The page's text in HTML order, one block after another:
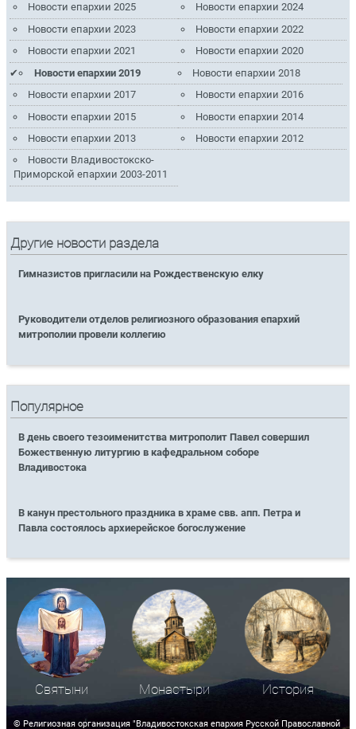
Новости епархии 2025
Новости епархии 2024
Новости епархии 2023
Новости епархии 2022
Новости епархии 2021
Новости епархии 2020
Новости епархии 2019
Новости епархии 2018
Новости епархии 2017
Новости епархии 2016
Новости епархии 2015
Новости епархии 2014
Новости епархии 2013
Новости епархии 2012
Новости Владивостокско-
Приморской епархии 2003-2011
Другие новости раздела
Гимназистов пригласили на Рождественскую елку
Руководители отделов религиозного образования епархий
митрополии провели коллегию
Популярное
В день своего тезоименитства митрополит Павел совершил
Божественную литургию в кафедральном соборе
Владивостока
В канун престольного праздника в храме свв. апп. Петра и
Павла состоялось архиерейское богослужение
Святыни Монастыри История
© Религиозная организация "Владивостокская епархия Русской Православной